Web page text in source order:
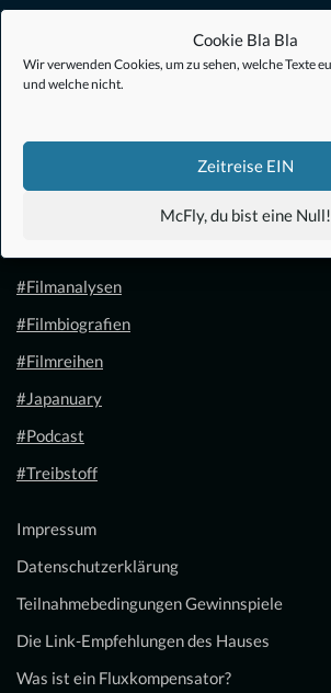
Cookie Bla Bla
Wir verwenden Cookies, um zu sehen, welche Texte
und welche nicht.
Zeitreise EIN
McFly, du bist eine Null!
#Filmanalysen
#Filmbiografien
#Filmreihen
#Japanuary
#Podcast
#Treibstoff
Impressum
Datenschutzerklärung
Teilnahmebedingungen Gewinnspiele
Die Link-Empfehlungen des Hauses
Was ist ein Fluxkompensator?